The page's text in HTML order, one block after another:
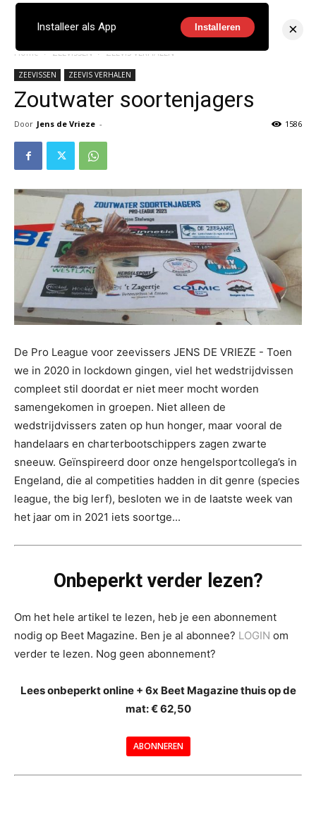
Home ZEEVISSEN ZEEVIS VERHALEN
ZEEVISSEN ZEEVIS VERHALEN
Zoutwater soortenjagers
Door Jens de Vrieze - 1586
De Pro League voor zeevissers JENS DE VRIEZE - Toen
we in 2020 in lockdown gingen, viel het wedstrijdvissen
compleet stil doordat er niet meer mocht worden
samengekomen in groepen. Niet alleen de
wedstrijdvissers zaten op hun honger, maar vooral de
handelaars en charterbootschippers zagen zwarte
sneeuw. Geïnspireerd door onze hengelsportcollega’s in
Engeland, die al competities hadden in dit genre (species
league, the big lerf), besloten we in de laatste week van
het jaar om in 2021 iets soortge...
Onbeperkt verder lezen?
Om het hele artikel te lezen, heb je een abonnement
nodig op Beet Magazine. Ben je al abonnee? LOGIN om
verder te lezen. Nog geen abonnement?
Lees onbeperkt online + 6x Beet Magazine thuis op de
mat: € 62,50
ABONNEREN
Installeer als App Installeren ×